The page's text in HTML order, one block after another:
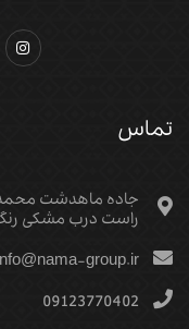
تماس
جاده ماهدشت
راست درب مشکی
group.ir
09123770402